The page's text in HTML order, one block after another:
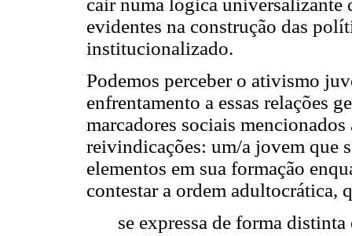
evidentes na construção das
institucionalizado.
Podemos perceber o ativismo
enfrentamento a essas relações
marcadores sociais
reivindicações: um/a jovem que
elementos em sua formação
contestar a ordem adultocrática,
se expressa de forma